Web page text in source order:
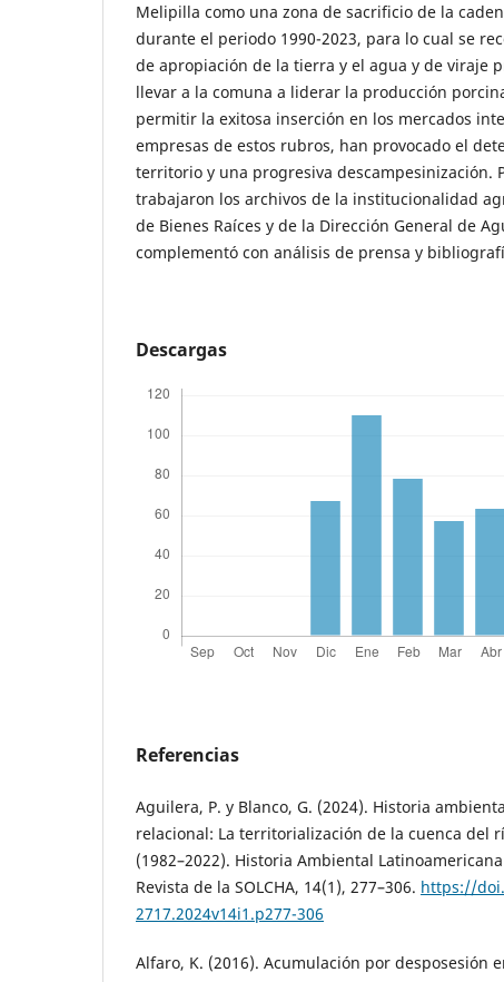
Melipilla como una zona de sacrificio de la
durante el periodo 1990-2023, para lo cual se
de apropiación de la tierra y el agua y de viraje
llevar a la comuna a liderar la producción
permitir la exitosa inserción en los mercados
empresas de estos rubros, han provocado el
territorio y una progresiva descampesinización.
trabajaron los archivos de la institucionalidad
de Bienes Raíces y de la Dirección General de
complementó con análisis de prensa y
Descargas
Referencias
Aguilera, P. y Blanco, G. (2024). Historia
relacional: La territorialización de la cuenca del
(1982–2022). Historia Ambiental
Revista de la SOLCHA, 14(1), 277–306. https://
2717.2024v14i1.p277-306
Alfaro, K. (2016). Acumulación por desposesión